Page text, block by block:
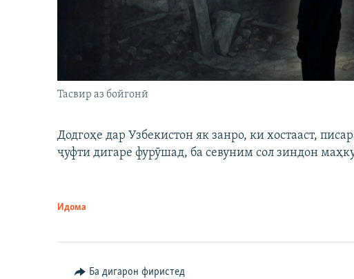
Тасвир аз бойгонӣ
Додгоҳе дар Узбекистон як занро, ки хостааст,
ҷуфти дигаре фурӯшад, ба севуним сол зиндон
Идома
Ба дигарон фиристед